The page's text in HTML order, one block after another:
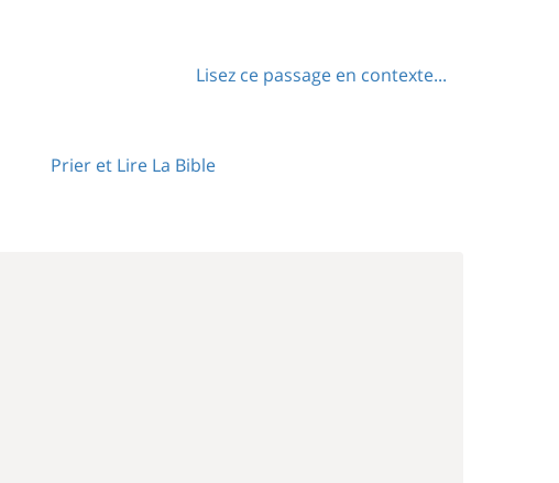
Lisez ce passage en contexte...
Prier et Lire La Bible